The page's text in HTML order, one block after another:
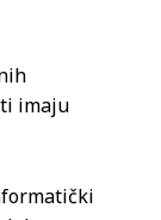
imaju